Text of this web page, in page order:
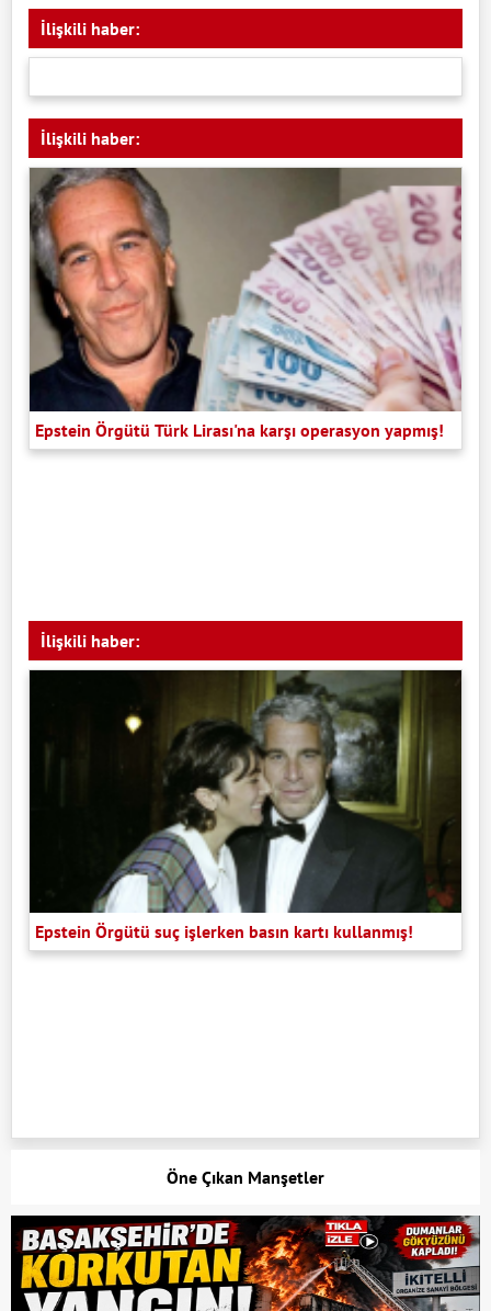
İlişkili haber:
İlişkili haber:
Epstein Örgütü Türk Lirası'na karşı operasyon yapmış!
İlişkili haber:
Epstein Örgütü suç işlerken basın kartı kullanmış!
Öne Çıkan Manşetler